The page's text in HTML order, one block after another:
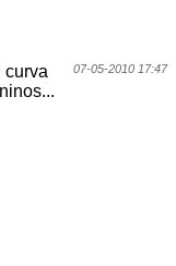
07-05-2010 17:47
curva